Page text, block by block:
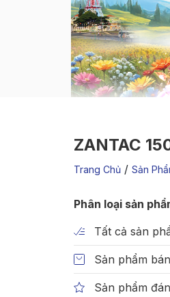
ZANTAC
Trang Chủ / Sản
Phân loại sản
Tất cả sản
Sản phẩm
Sản phẩm